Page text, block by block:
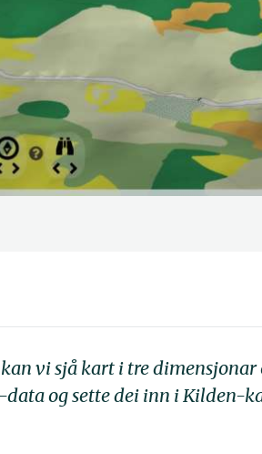
vi sjå kart i tre dimensjonar
data og sette dei inn i Kilden-